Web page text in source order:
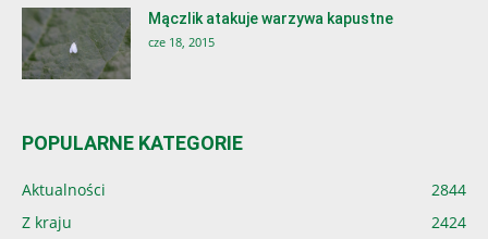
Mączlik atakuje warzywa kapustne
cze 18, 2015
POPULARNE KATEGORIE
Aktualności
2844
Z kraju
2424